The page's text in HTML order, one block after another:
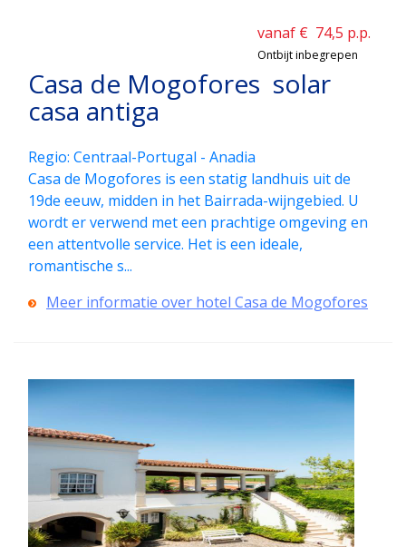
vanaf € 74,5 p.p.
Ontbijt inbegrepen
Casa de Mogofores solar
casa antiga
Regio: Centraal-Portugal - Anadia
Casa de Mogofores is een statig landhuis uit de
19de eeuw, midden in het Bairrada-wijngebied. U
wordt er verwend met een prachtige omgeving en
een attentvolle service. Het is een ideale,
romantische s...
Meer informatie over hotel Casa de Mogofores